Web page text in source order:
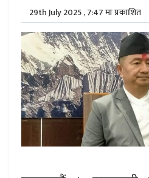
29th July 2025 , 7:47 मा प्रकाशित